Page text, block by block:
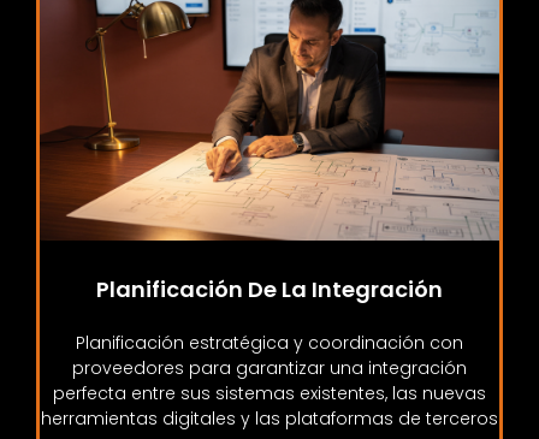
Planificación De La Integración
Planificación estratégica y coordinación con
proveedores para garantizar una integración
perfecta entre sus sistemas existentes, las nuevas
herramientas digitales y las plataformas de terceros